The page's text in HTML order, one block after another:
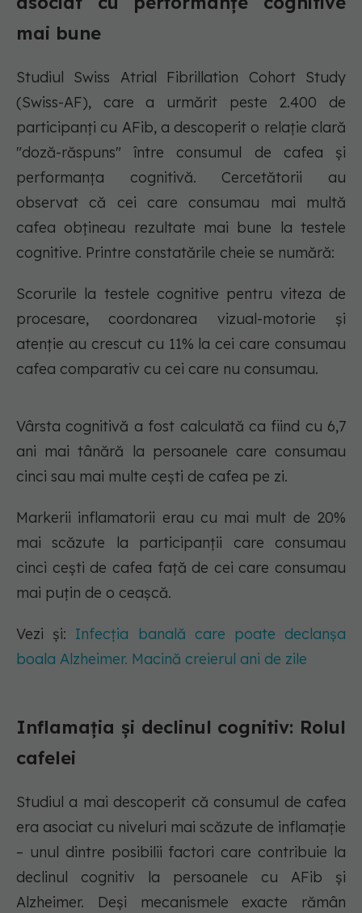
mai bune
Studiul Swiss Atrial Fibrillation Cohort Study
(Swiss-AF), care a urmărit peste 2.400 de
participanți cu AFib, a descoperit o relație clară
"doză-răspuns" între consumul de cafea și
performanța cognitivă. Cercetătorii au
observat că cei care consumau mai multă
cafea obțineau rezultate mai bune la testele
cognitive. Printre constatările cheie se numără:
Scorurile la testele cognitive pentru viteza de
procesare, coordonarea vizual-motorie și
atenție au crescut cu 11% la cei care consumau
cafea comparativ cu cei care nu consumau.
Vârsta cognitivă a fost calculată ca fiind cu 6,7
ani mai tânără la persoanele care consumau
cinci sau mai multe cești de cafea pe zi.
Markerii inflamatorii erau cu mai mult de 20%
mai scăzute la participanții care consumau
cinci cești de cafea față de cei care consumau
mai puțin de o ceașcă.
Vezi și: Infecția banală care poate declanșa
boala Alzheimer. Macină creierul ani de zile
Inflamația și declinul cognitiv: Rolul
cafelei
Studiul a mai descoperit că consumul de cafea
era asociat cu niveluri mai scăzute de inflamație
– unul dintre posibilii factori care contribuie la
declinul cognitiv la persoanele cu AFib și
Alzheimer. Deși mecanismele exacte rămân